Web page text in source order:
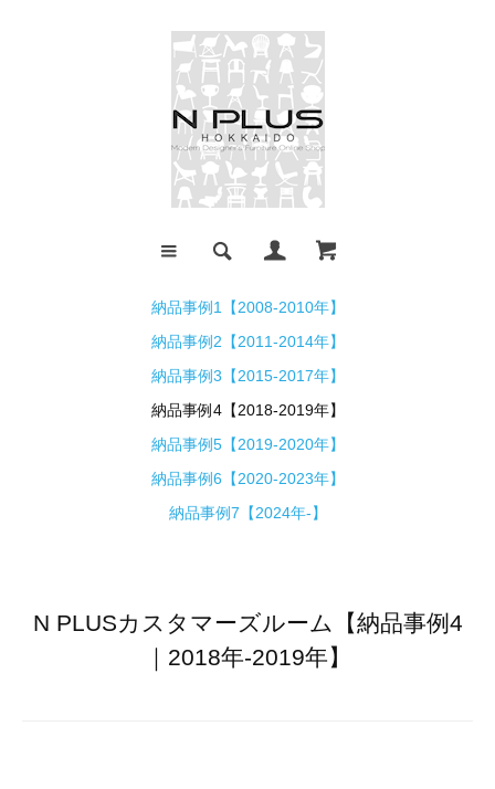
納品事例1【2008-2010年】
納品事例2【2011-2014年】
納品事例3【2015-2017年】
納品事例4【2018-2019年】
納品事例5【2019-2020年】
納品事例6【2020-2023年】
納品事例7【2024年-】
N PLUSカスタマーズルーム【納品事例4
｜2018年-2019年】